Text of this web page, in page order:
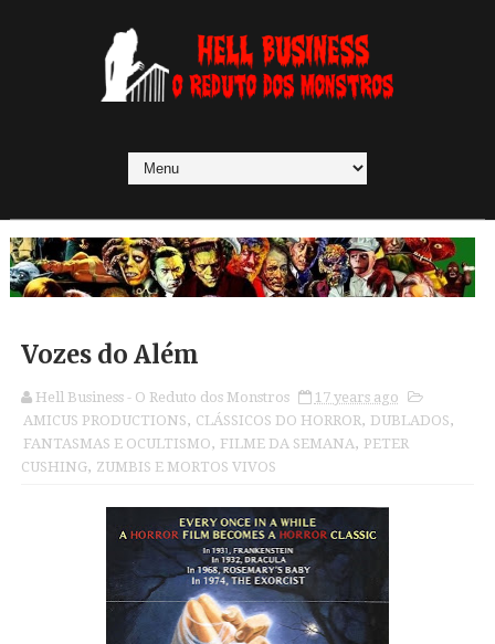
Vozes do Além
Hell Business - O Reduto dos Monstros
17 years ago
AMICUS PRODUCTIONS, CLÁSSICOS DO HORROR, DUBLADOS,
FANTASMAS E OCULTISMO, FILME DA SEMANA, PETER
CUSHING, ZUMBIS E MORTOS VIVOS